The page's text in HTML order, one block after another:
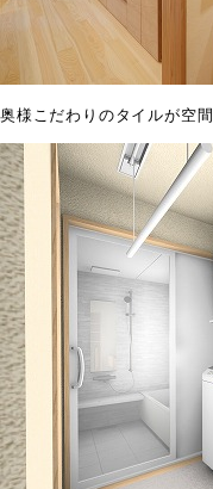
奥様こだわりのタイルが空